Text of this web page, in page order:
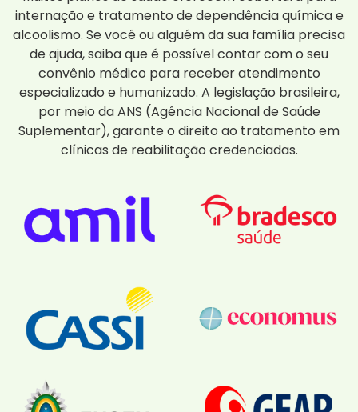
internação e tratamento de dependência química e
alcoolismo. Se você ou alguém da sua família precisa
de ajuda, saiba que é possível contar com o seu
convênio médico para receber atendimento
especializado e humanizado. A legislação brasileira,
por meio da ANS (Agência Nacional de Saúde
Suplementar), garante o direito ao tratamento em
clínicas de reabilitação credenciadas.